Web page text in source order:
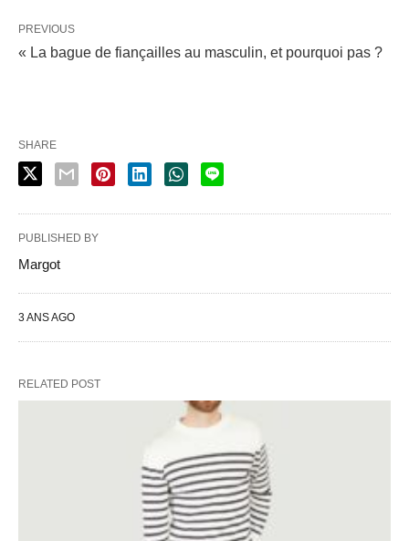
PREVIOUS
« La bague de fiançailles au masculin, et pourquoi pas ?
SHARE
PUBLISHED BY
Margot
3 ANS AGO
RELATED POST